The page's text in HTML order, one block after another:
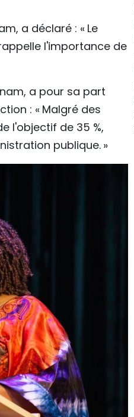
a déclaré : « Le
l'importance de
a pour sa part
: « Malgré des
l'objectif de 35 %,
publique. »